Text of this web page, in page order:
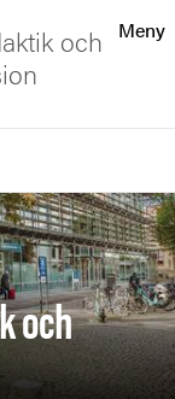
Meny
och
och